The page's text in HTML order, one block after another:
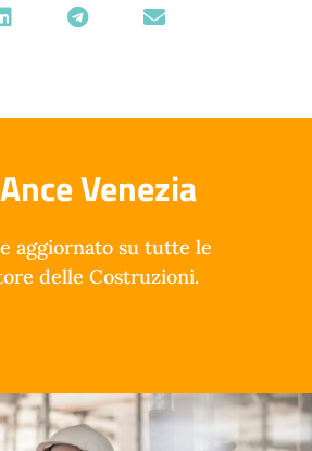
Venezia
aggiornato su tutte le
delle Costruzioni.